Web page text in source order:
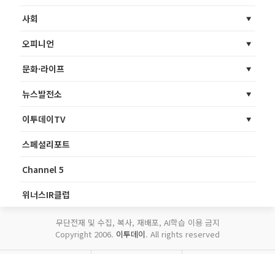
사회
오피니언
문화·라이프
뉴스발전소
이투데이TV
스페셜리포트
Channel 5
위너스IR클럽
무단전재 및 수집, 복사, 재배포, AI학습 이용 금지
Copyright 2006. 이투데이. All rights reserved